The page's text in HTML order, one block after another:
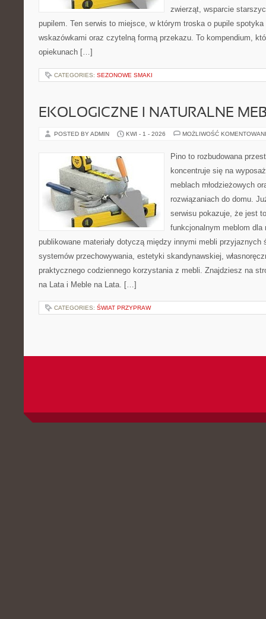
zwierząt, wsparcie
pupilem. Ten serwis to miejsce, w którym troska o pupile
wskazówkami oraz czytelną formą przekazu. To kompendium,
opiekunach […]
CATEGORIES: SEZONOWE SMAKI
EKOLOGICZNE I NATURALNE
POSTED BY ADMIN KWI - 1 - 2026 MOŻLIWOŚĆ
Pino to rozbudowana
koncentruje się na
meblach młodzieżowych
rozwiązaniach do domu.
serwisu pokazuje, że jest
funkcjonalnym meblom dla
publikowane materiały dotyczą między innymi mebli
systemów przechowywania, estetyki skandynawskiej,
praktycznego codziennego korzystania z mebli. Znajdziesz na
na Lata i Meble na Lata. […]
CATEGORIES: ŚWIAT PRZYPRAW